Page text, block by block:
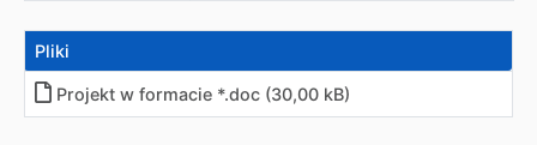
Pliki
Projekt w formacie *.doc (30,00 kB)